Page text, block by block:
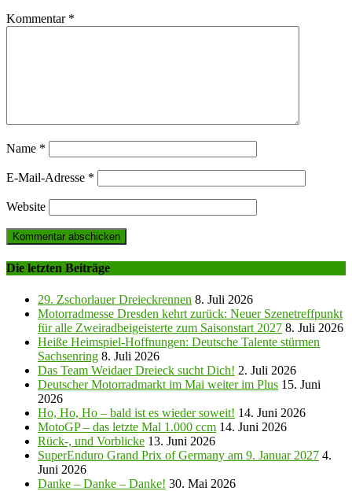
Kommentar *
Name *
E-Mail-Adresse *
Website
Die letzten Beiträge
29. Zschorlauer Dreieckrennen 8. Juli 2026
Motorradmesse Dresden kehrt zurück: Neuer Szenetreffpunkt
für alle Zweiradbeigeisterte zum Saisonstart 2027 8. Juli 2026
Heiße Heimspiel-Hoffnungen: Deutsche Talente stürmen
Sachsenring 8. Juli 2026
Das Team Weidaer Dreieck sucht Dich! 2. Juli 2026
Deutscher Motorradmarkt im Mai weiter im Plus 15. Juni
2026
Ho, Ho, Ho – bald ist es wieder soweit! 14. Juni 2026
MotoGP – das letzte Mal 1.000 ccm 14. Juni 2026
Rück-, und Vorblicke 13. Juni 2026
SuperEnduro Grand Prix of Germany am 9. Januar 2027 4.
Juni 2026
Danke – Danke – Danke! 30. Mai 2026